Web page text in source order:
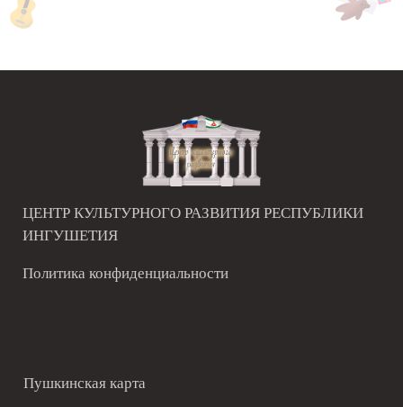
ЦЕНТР КУЛЬТУРНОГО РАЗВИТИЯ РЕСПУБЛИКИ
ИНГУШЕТИЯ
Политика конфиденциальности
Пушкинская карта